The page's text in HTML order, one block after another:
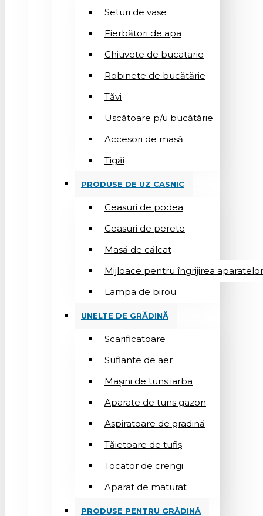
Seturi de vase
Fierbători de apa
Chiuvete de bucatarie
Robinete de bucătărie
Tăvi
Uscătoare p/u bucătărie
Accesori de masă
Tigăi
PRODUSE DE UZ CASNIC
Ceasuri de podea
Ceasuri de perete
Masă de călcat
Mijloace pentru îngrijirea
Lampa de birou
UNELTE DE GRĂDINĂ
Scarificatoare
Suflantе de aer
Mașini de tuns iarba
Aparate de tuns gazon
Aspiratoare de gradină
Tăietoare de tufiș
Tocator de crengi
Aparat de maturat
PRODUSE PENTRU GRĂDINĂ